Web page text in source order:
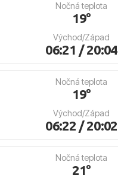
Nočná teplota
19°
Východ/Západ
06:21 / 20:04
Nočná teplota
19°
Východ/Západ
06:22 / 20:02
Nočná teplota
21°